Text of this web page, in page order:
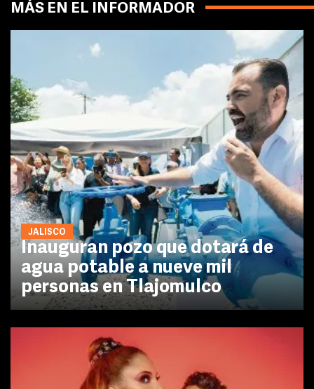
MÁS EN EL INFORMADOR
JALISCO
Inauguran pozo que dotará de
agua potable a nueve mil
personas en Tlajomulco